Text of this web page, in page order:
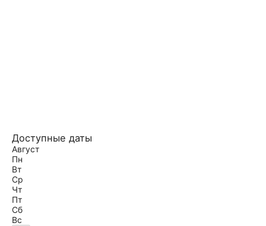
Доступные даты
Август
Пн
Вт
Ср
Чт
Пт
Сб
Вс